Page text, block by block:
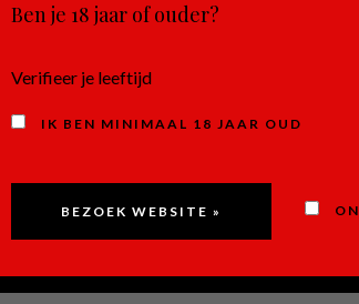
Ben je 18 jaar of ouder?
Verifieer je leeftijd
IK BEN MINIMAAL 18 JAAR OUD